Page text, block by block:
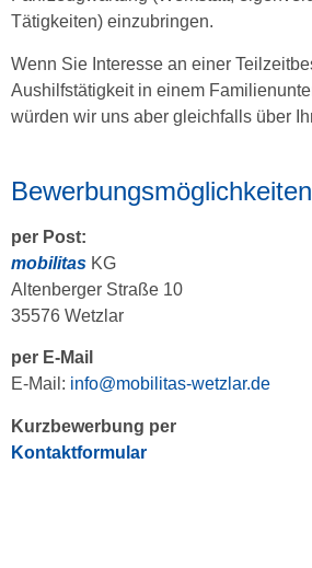
Tätigkeiten) einzubringen.
Wenn Sie Interesse an einer
Aushilfstätigkeit in einem
würden wir uns aber gleichfalls über
Bewerbungsmöglichkeiten
per Post:
mobilitas KG
Altenberger Straße 10
35576 Wetzlar
per E-Mail
E-Mail: info@mobilitas-wetzlar.de
Kurzbewerbung per
Kontaktformular